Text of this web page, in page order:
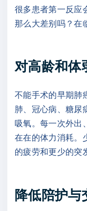
很多患者第一反应
那么大差别吗？在
对高龄和体
不能手术的早期肺
肺、冠心病、糖尿
吸氧。每一次外出
在在的体力消耗。
的疲劳和更少的突
降低陪护与